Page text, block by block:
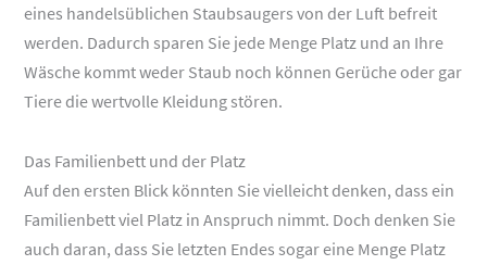
eines handelsüblichen Staubsaugers von der Luft befreit
werden. Dadurch sparen Sie jede Menge Platz und an Ihre
Wäsche kommt weder Staub noch können Gerüche oder gar
Tiere die wertvolle Kleidung stören.
Das Familienbett und der Platz
Auf den ersten Blick könnten Sie vielleicht denken, dass ein
Familienbett viel Platz in Anspruch nimmt. Doch denken Sie
auch daran, dass Sie letzten Endes sogar eine Menge Platz